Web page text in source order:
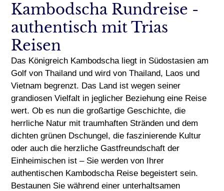
Kambodscha Rundreise -
authentisch mit Trias
Reisen
Das Königreich Kambodscha liegt in Südostasien am
Golf von Thailand und wird von Thailand, Laos und
Vietnam begrenzt. Das Land ist wegen seiner
grandiosen Vielfalt in jeglicher Beziehung eine Reise
wert. Ob es nun die großartige Geschichte, die
herrliche Natur mit traumhaften Stränden und dem
dichten grünen Dschungel, die faszinierende Kultur
oder auch die herzliche Gastfreundschaft der
Einheimischen ist – Sie werden von Ihrer
authentischen Kambodscha Reise begeistert sein.
Bestaunen Sie während einer unterhaltsamen